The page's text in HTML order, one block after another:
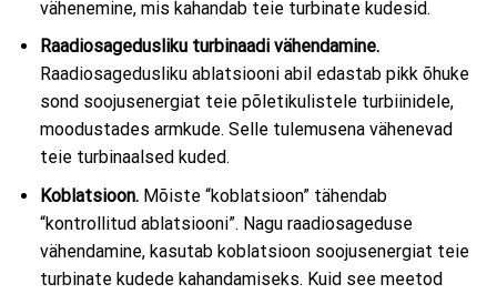
vähenemine, mis kahandab teie turbinate kudesid.
Raadiosagedusliku turbinaadi vähendamine.
Raadiosagedusliku ablatsiooni abil edastab pikk õhuke
sond soojusenergiat teie põletikulistele turbiinidele,
moodustades armkude. Selle tulemusena vähenevad
teie turbinaalsed kuded.
Koblatsioon. Mõiste “koblatsioon” tähendab
“kontrollitud ablatsiooni”. Nagu raadiosageduse
vähendamine, kasutab koblatsioon soojusenergiat teie
turbinate kudede kahandamiseks. Kuid see meetod